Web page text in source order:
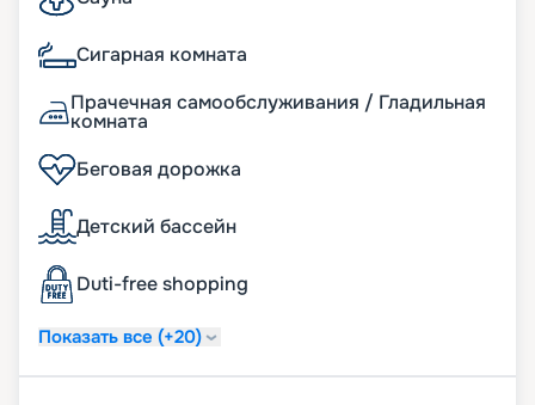
Сигарная комната
Прачечная самообслуживания / Гладильная
комната
Беговая дорожка
Детский бассейн
Duti-free shopping
Показать все (+20)